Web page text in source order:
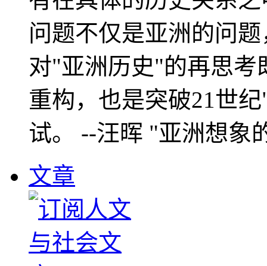
问题不仅是亚洲的问
对"亚洲历史"的再思考
重构，也是突破21世
试。 --汪晖 "亚洲想象
文章